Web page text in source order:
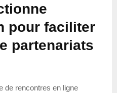
pour faciliter
partenariats
de rencontres en ligne